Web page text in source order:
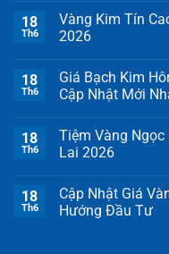
18
Th6
Vàng Kim Tín
2026
18
Th6
Giá Bạch Kim
Cập Nhật Mới
18
Th6
Tiệm Vàng
Lai 2026
18
Th6
Cập Nhật Giá
Hướng Đầu Tư